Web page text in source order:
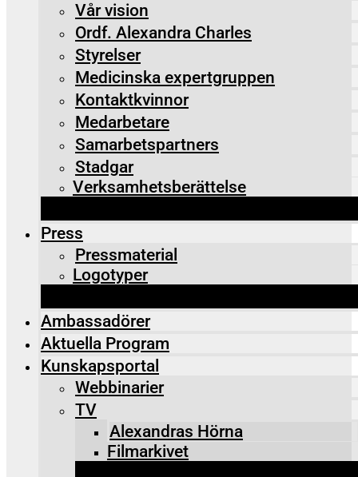
Vår vision
Ordf. Alexandra Charles
Styrelser
Medicinska expertgruppen
Kontaktkvinnor
Medarbetare
Samarbetspartners
Stadgar
Verksamhetsberättelse
Press
Pressmaterial
Logotyper
Ambassadörer
Aktuella Program
Kunskapsportal
Webbinarier
TV
Alexandras Hörna
Filmarkivet